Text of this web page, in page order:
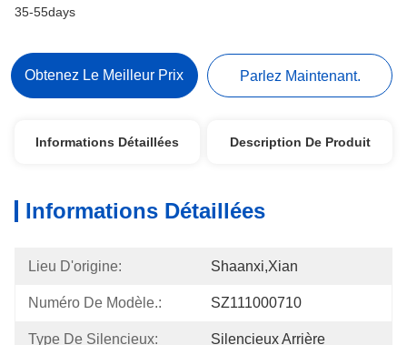
35-55days
Obtenez Le Meilleur Prix Parlez Maintenant.
Informations Détaillées Description De Produit
Informations Détaillées
Lieu D'origine: Shaanxi,Xian
Numéro De Modèle.: SZ111000710
Type De Silencieux: Silencieux Arrière